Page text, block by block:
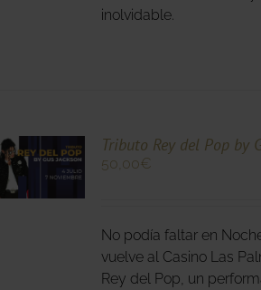
inolvidable.
Tributo Rey del Pop by
50,00€
No podía faltar en
vuelve al Casino Las
Rey del Pop, un